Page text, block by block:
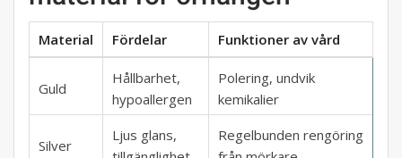
Material Fördelar Funktioner av vård
Guld
Hållbarhet,
hypoallergen
Polering, undvik
kemikalier
Silver
Ljus glans,
Regelbunden rengöring